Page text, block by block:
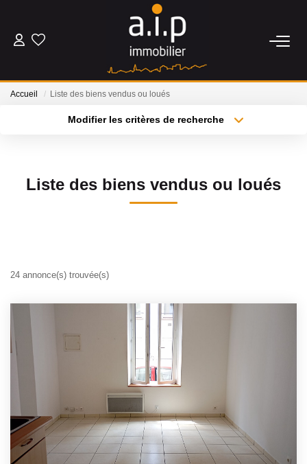
ACHETER
BIENS VENDUS
Avis Clients
CONTACT
Accueil Liste des biens vendus ou loués
Modifier les critères de recherche
Liste des biens vendus ou loués
24 annonce(s) trouvée(s)